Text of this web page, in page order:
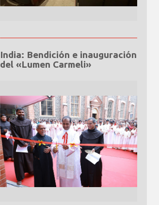
India: Bendición e inauguración
del «Lumen Carmeli»